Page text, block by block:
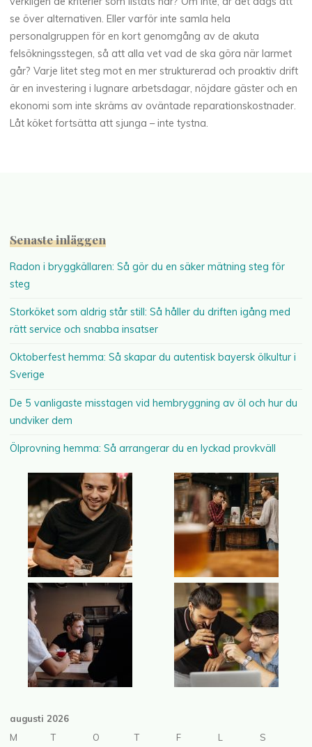
se över alternativen. Eller varför inte samla hela
personalgruppen för en kort genomgång av de akuta
felsökningsstegen, så att alla vet vad de ska göra när larmet
går? Varje litet steg mot en mer strukturerad och proaktiv drift
är en investering i lugnare arbetsdagar, nöjdare gäster och en
ekonomi som inte skräms av oväntade reparationskostnader.
Låt köket fortsätta att sjunga – inte tystna.
Senaste inläggen
Radon i bryggkällaren: Så gör du en säker mätning steg för
steg
Storköket som aldrig står still: Så håller du driften igång med
rätt service och snabba insatser
Oktoberfest hemma: Så skapar du autentisk bayersk ölkultur i
Sverige
De 5 vanligaste misstagen vid hembryggning av öl och hur du
undviker dem
Ölprovning hemma: Så arrangerar du en lyckad provkväll
augusti 2026
M
T O T F L
S